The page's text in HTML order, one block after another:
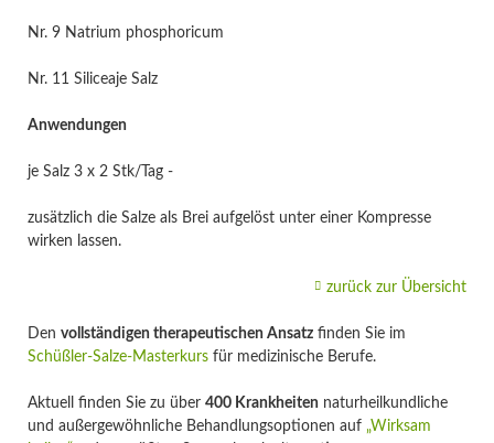
Nr. 9 Natrium phosphoricum
Nr. 11 Siliceaje Salz
Anwendungen
je Salz 3 x 2 Stk/Tag -
zusätzlich die Salze als Brei aufgelöst unter einer Kompresse
wirken lassen.
zurück zur Übersicht
Den vollständigen therapeutischen Ansatzfinden Sie im
Schüßler-Salze-Masterkursfür medizinische Berufe.
Aktuell finden Sie zu über 400 Krankheiten naturheilkundliche
und außergewöhnliche Behandlungsoptionen auf „Wirksam